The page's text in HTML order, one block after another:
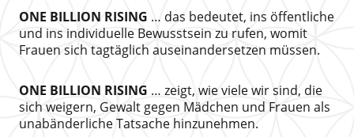
ONE BILLION RISING … das bedeutet, ins öffentliche
und ins individuelle Bewusstsein zu rufen, womit
Frauen sich tagtäglich auseinandersetzen müssen.
ONE BILLION RISING … zeigt, wie viele wir sind, die
sich weigern, Gewalt gegen Mädchen und Frauen als
unabänderliche Tatsache hinzunehmen.